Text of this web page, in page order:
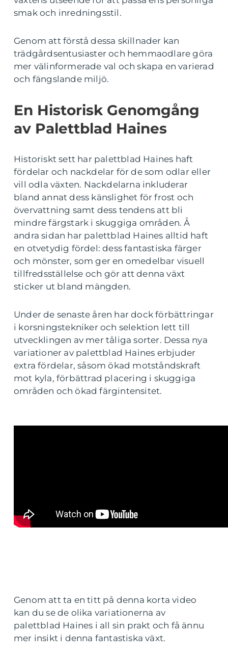
smak och inredningsstil.
Genom att förstå dessa skillnader kan
trädgårdsentusiaster och hemmaodlare göra
mer välinformerade val och skapa en varierad
och fängslande miljö.
En Historisk Genomgång
av Palettblad Haines
Historiskt sett har palettblad Haines haft
fördelar och nackdelar för de som odlar eller
vill odla växten. Nackdelarna inkluderar
bland annat dess känslighet för frost och
övervattning samt dess tendens att bli
mindre färgstark i skuggiga områden. Å
andra sidan har palettblad Haines alltid haft
en otvetydig fördel: dess fantastiska färger
och mönster, som ger en omedelbar visuell
tillfredsställelse och gör att denna växt
sticker ut bland mängden.
Under de senaste åren har dock förbättringar
i korsningstekniker och selektion lett till
utvecklingen av mer tåliga sorter. Dessa nya
variationer av palettblad Haines erbjuder
extra fördelar, såsom ökad motståndskraft
mot kyla, förbättrad placering i skuggiga
områden och ökad färgintensitet.
Genom att ta en titt på denna korta video
kan du se de olika variationerna av
palettblad Haines i all sin prakt och få ännu
mer insikt i denna fantastiska växt.